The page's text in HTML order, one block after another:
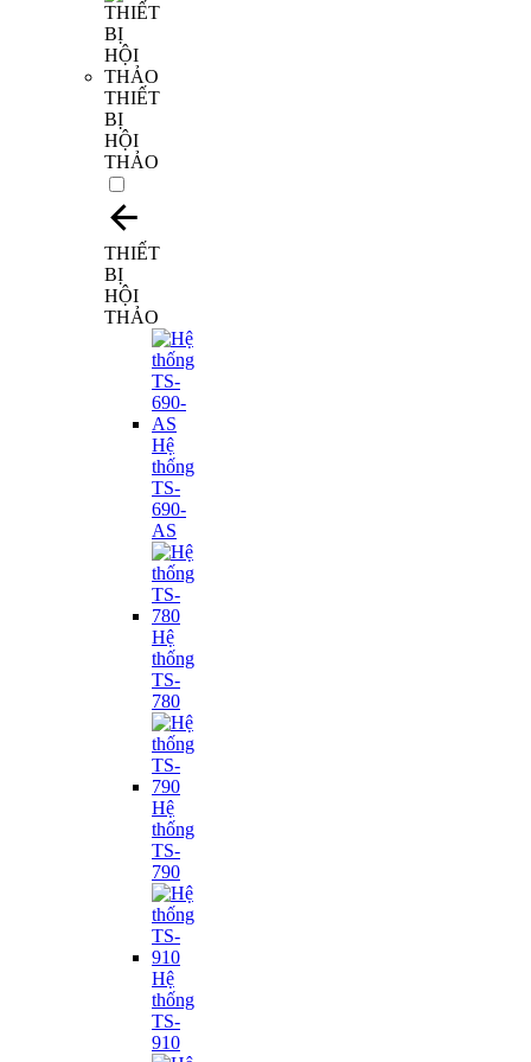
THIẾT
BỊ
HỘI
THẢO
THIẾT
BỊ
HỘI
THẢO
Hệ
thống
TS-
690-
AS
Hệ
thống
TS-
780
Hệ
thống
TS-
790
Hệ
thống
TS-
910